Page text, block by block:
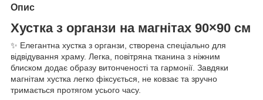
Опис
Хустка з органзи на магнітах 90×90 см
✨ Елегантна хустка з органзи, створена спеціально для
відвідування храму. Легка, повітряна тканина з ніжним
блиском додає образу витонченості та гармонії. Завдяки
магнітам хустка легко фіксується, не ковзає та зручно
тримається протягом усього часу.